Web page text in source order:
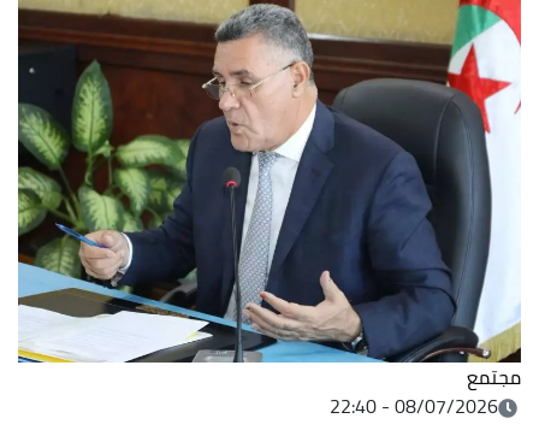
مجتمع
08/07/2026 - 22:40